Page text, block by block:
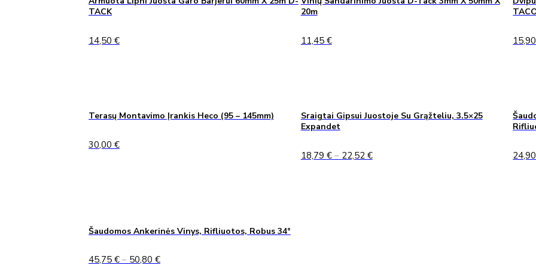
TACK
14,50 €
20m
11,45 €
Terasų Montavimo Įrankis Heco (95 – 145mm)
30,00 €
Sraigtai Gipsui Juostoje Su Grąžteliu, 3.5×25
Expandet
18,79 € – 22,52 €Price
Šaudomos Ankerinės Vinys, Rifliuotos, Robus 34°
45,75 € – 50,80 €Price